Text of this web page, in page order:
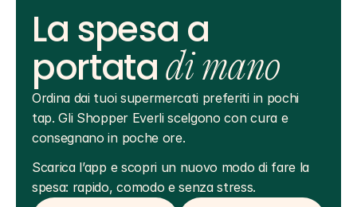
La spesa a
portatadi mano
Ordina dai tuoi supermercati preferiti in pochi
tap. Gli Shopper Everli scelgono con cura e
consegnano in poche ore.
Scarica l’app e scopri un nuovo modo di fare la
spesa: rapido, comodo e senza stress.